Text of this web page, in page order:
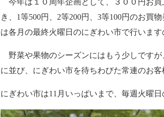
今年は１０周年企画として、３００円お
き、1等500円、2等200円、3等100円のお買
は各月の最終火曜日のにぎわい市で行います
野菜や果物のシーズンにはもう少しです
に並び、にぎわい市を待ちわびた常連のお客
にぎわい市は11月いっぱいまで、毎週火曜